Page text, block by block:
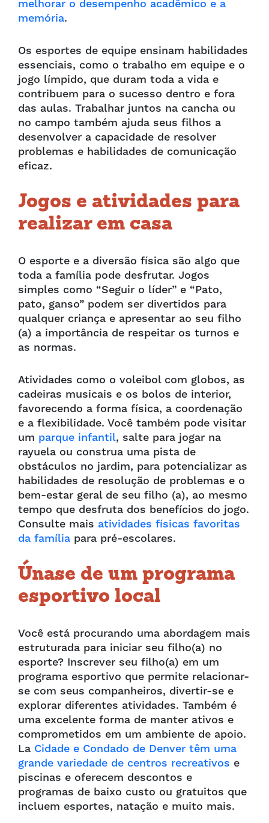
melhorar o desempenho acadêmico e a
memória.
Os esportes de equipe ensinam habilidades
essenciais, como o trabalho em equipe e o
jogo límpido, que duram toda a vida e
contribuem para o sucesso dentro e fora
das aulas. Trabalhar juntos na cancha ou
no campo também ajuda seus filhos a
desenvolver a capacidade de resolver
problemas e habilidades de comunicação
eficaz.
Jogos e atividades para
realizar em casa
O esporte e a diversão física são algo que
toda a família pode desfrutar. Jogos
simples como “Seguir o líder” e “Pato,
pato, ganso” podem ser divertidos para
qualquer criança e apresentar ao seu filho
(a) a importância de respeitar os turnos e
as normas.
Atividades como o voleibol com globos, as
cadeiras musicais e os bolos de interior,
favorecendo a forma física, a coordenação
e a flexibilidade. Você também pode visitar
um parque infantil, salte para jogar na
rayuela ou construa uma pista de
obstáculos no jardim, para potencializar as
habilidades de resolução de problemas e o
bem-estar geral de seu filho (a), ao mesmo
tempo que desfruta dos benefícios do jogo.
Consulte mais atividades físicas favoritas
da família para pré-escolares.
Únase de um programa
esportivo local
Você está procurando uma abordagem mais
estruturada para iniciar seu filho(a) no
esporte? Inscrever seu filho(a) em um
programa esportivo que permite relacionar-
se com seus companheiros, divertir-se e
explorar diferentes atividades. Também é
uma excelente forma de manter ativos e
comprometidos em um ambiente de apoio.
La Cidade e Condado de Denver têm uma
grande variedade de centros recreativos e
piscinas e oferecem descontos e
programas de baixo custo ou gratuitos que
incluem esportes, natação e muito mais.